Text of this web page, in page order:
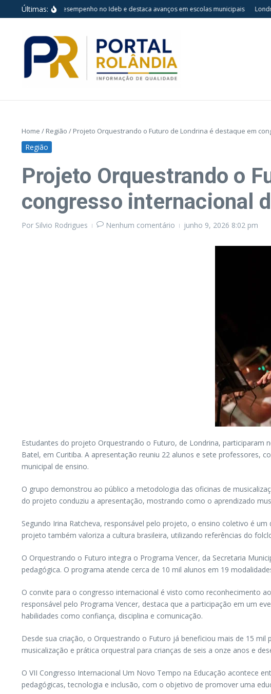
Ir para o conteúdo
Últimas:
mantém desempenho no Ideb e destaca avanços em escolas municipais Londrina
Home / Região / Projeto Orquestrando o Futuro de Londrina é destaque em
Região
Projeto Orquestrando o
congresso internacional
Por Silvio Rodrigues Nenhum comentário junho 9, 2026 8:02 pm
Estudantes do projeto Orquestrando o Futuro, de Londrina, participaram
Batel, em Curitiba. A apresentação reuniu 22 alunos e sete professores,
municipal de ensino.
O grupo demonstrou ao público a metodologia das oficinas de
do projeto conduziu a apresentação, mostrando como o aprendizado
Segundo Irina Ratcheva, responsável pelo projeto, o ensino coletivo é
projeto também valoriza a cultura brasileira, utilizando referências do
O Orquestrando o Futuro integra o Programa Vencer, da Secretaria
pedagógica. O programa atende cerca de 10 mil alunos em 19
O convite para o congresso internacional é visto como reconhecimento
responsável pelo Programa Vencer, destaca que a participação em um
habilidades como confiança, disciplina e comunicação.
Desde sua criação, o Orquestrando o Futuro já beneficiou mais de 15
musicalização e prática orquestral para crianças de seis a onze anos e
O VII Congresso Internacional Um Novo Tempo na Educação acontece
pedagógicas, tecnologia e inclusão, com o objetivo de promover uma